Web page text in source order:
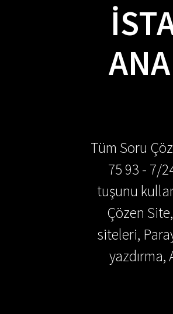
Tüm Soru
75 93 - 7/
tuşunu
Çözen
siteleri,
yazdırma,